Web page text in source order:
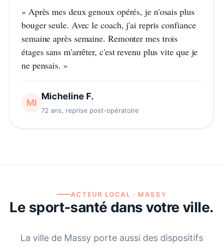
« Après mes deux genoux opérés, je n'osais plus
bouger seule. Avec le coach, j'ai repris confiance
semaine après semaine. Remonter mes trois
étages sans m'arrêter, c'est revenu plus vite que je
ne pensais. »
MI
Micheline F.
72 ans, reprise post-opératoire
ACTEUR LOCAL · MASSY
Le sport-santé dans votre ville.
La ville de Massyporte aussi des dispositifs